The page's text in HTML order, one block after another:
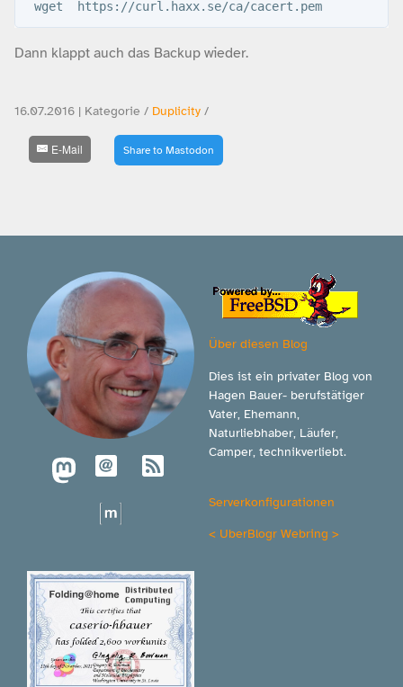
wget  https://curl.haxx.se/ca/cacert.pem
Dann klappt auch das Backup wieder.
16.07.2016 | Kategorie / Duplicity /
E-Mail Share to Mastodon
Über diesen Blog
Dies ist ein privater Blog von
Hagen Bauer- berufstätiger
Vater, Ehemann,
Naturliebhaber, Läufer,
Camper, technikverliebt.
Serverkonfigurationen
< UberBlogr Webring >